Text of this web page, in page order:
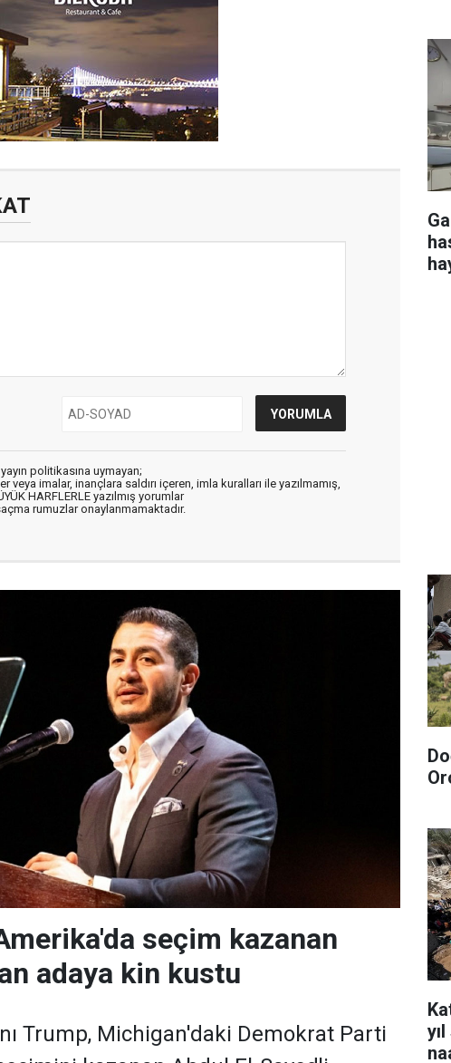
politikasına uymayan;
imalar, inançlara saldırı içeren, imla kuralları ile yazılmamış,
HARFLERLE yazılmış yorumlar
rumuzlar onaylanmamaktadır.
seçim kazanan
adaya kin kustu
Trump, Michigan'daki Demokrat Parti